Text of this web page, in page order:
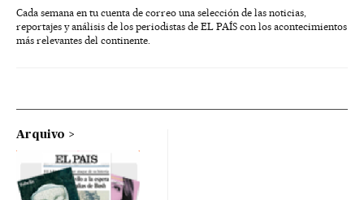
Cada semana en tu cuenta de correo una selección de las noticias,
reportajes y análisis de los periodistas de EL PAÍS con los acontecimientos
más relevantes del continente.
Arquivo